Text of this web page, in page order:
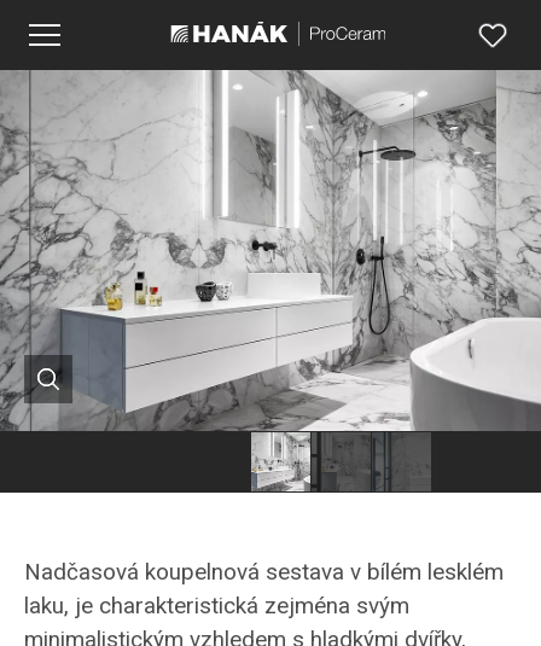
koupelna
LINE
koupelna
LINE
dekor
koupelna
LINE
dekor
Nadčasová koupelnová sestava v bílém lesklém
laku, je charakteristická zejména svým
minimalistickým vzhledem s hladkými dvířky,